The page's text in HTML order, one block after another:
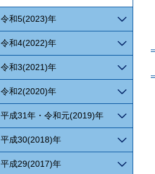
令和5(2023)年
令和4(2022)年
令和3(2021)年
令和2(2020)年
平成31年・令和元(2019)年
平成30(2018)年
平成29(2017)年